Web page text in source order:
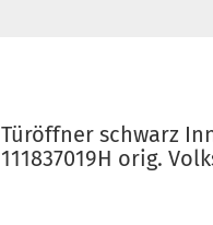
Türöffner schwarz
111837019H orig.